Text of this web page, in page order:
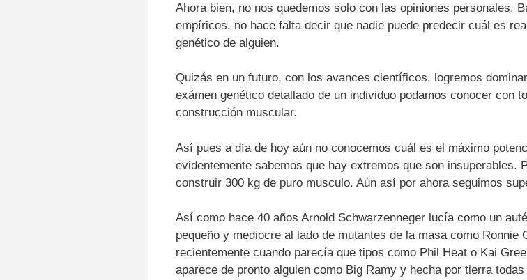
Ahora bien, no nos quedemos solo con las opiniones personales.
empíricos, no hace falta decir que nadie puede predecir cuál es
genético de alguien.
Quizás en un futuro, con los avances científicos, logremos
exámen genético detallado de un individuo podamos conocer con
construcción muscular.
Así pues a día de hoy aún no conocemos cuál es el máximo
evidentemente sabemos que hay extremos que son insuperables.
construir 300 kg de puro musculo. Aún así por ahora seguimos
Así como hace 40 años Arnold Schwarzenneger lucía como un
pequeño y mediocre al lado de mutantes de la masa como Ronnie
recientemente cuando parecía que tipos como Phil Heat o Kai
aparece de pronto alguien como Big Ramy y hecha por tierra